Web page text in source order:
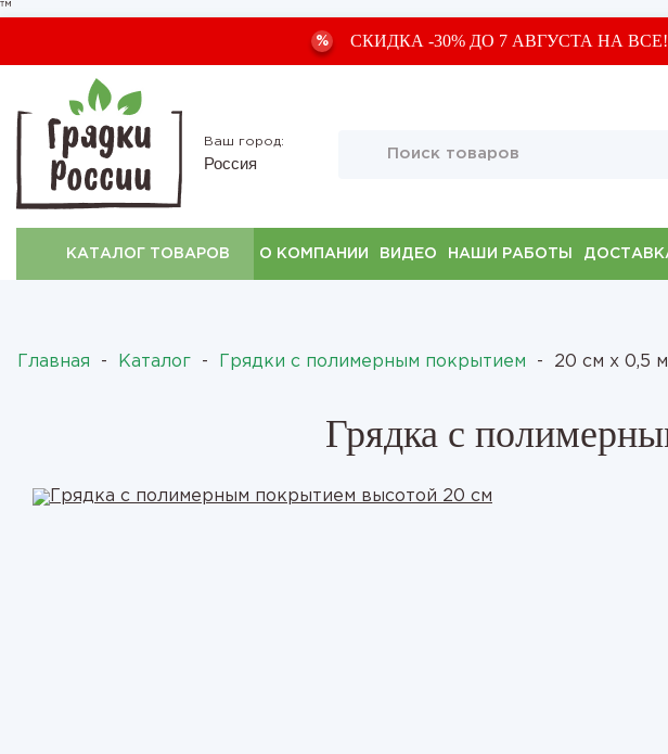
™
% СКИДКА -30% ДО 7 АВГУСТА НА
Ваш город:
Россия
КАТАЛОГ ТОВАРОВ О КОМПАНИИ ВИДЕО НАШИ РАБОТЫ
Главная - Каталог - Грядки с полимерным покрытием - 20 см х 0,5
Грядка с